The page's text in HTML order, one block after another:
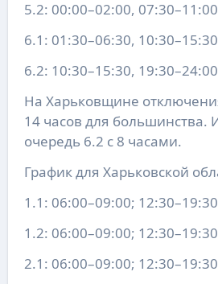
5.2: 00:00–02:00,
6.1: 01:30–06:30,
6.2: 10:30–15:30, 19:30–24:00
На Харьковщине
14 часов для
очередь 6.2 с 8 часами.
График для Харьковской
1.1: 06:00–09:00; 12:30–19:30
1.2: 06:00–09:00;
2.1: 06:00–09:00; 12:30–19:30